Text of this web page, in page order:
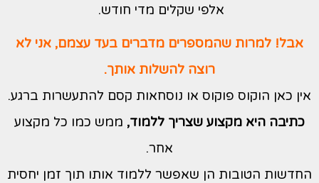
אלפי שקלים מדי חודש.
אבל! למרות שהמספרים מדברים בעד עצמם, אני לא
רוצה להשלות אותך.
אין כאן הוקוס פוקוס או נוסחאות קסם להתעשרות ברגע.
כתיבה היא מקצוע שצריך ללמוד, ממש כמו כל מקצוע
אחר.
החדשות הטובות הן שאפשר ללמוד אותו תוך זמן יחסית